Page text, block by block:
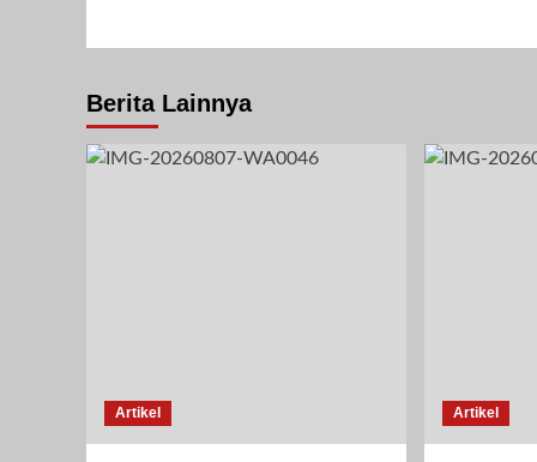
Berita Lainnya
Artikel Artikel